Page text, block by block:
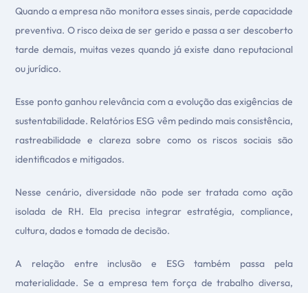
Quando a empresa não monitora esses sinais, perde capacidade
preventiva. O risco deixa de ser gerido e passa a ser descoberto
tarde demais, muitas vezes quando já existe dano reputacional
ou jurídico.
Esse ponto ganhou relevância com a evolução das exigências de
sustentabilidade. Relatórios ESG vêm pedindo mais consistência,
rastreabilidade e clareza sobre como os riscos sociais são
identificados e mitigados.
Nesse cenário, diversidade não pode ser tratada como ação
isolada de RH. Ela precisa integrar estratégia, compliance,
cultura, dados e tomada de decisão.
A relação entre inclusão e ESG também passa pela
materialidade. Se a empresa tem força de trabalho diversa,